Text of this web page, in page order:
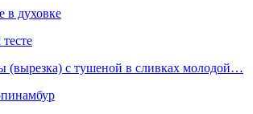
в духовке
(вырезка) с тушеной в сливках молодой…